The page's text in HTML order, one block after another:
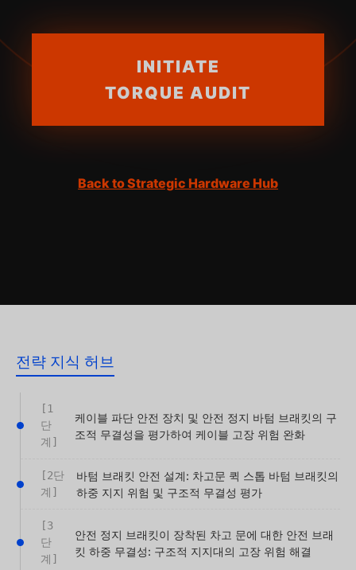
INITIATE
TORQUE AUDIT
Back to Strategic Hardware Hub
전략 지식 허브
[1
단
계]
케이블 파단 안전 장치 및 안전 정지 바텀 브래킷의 구
조적 무결성을 평가하여 케이블 고장 위험 완화
[2단
계]
바텀 브래킷 안전 설계: 차고문 퀵 스톱 바텀 브래킷의
하중 지지 위험 및 구조적 무결성 평가
[3
단
계]
안전 정지 브래킷이 장착된 차고 문에 대한 안전 브래
킷 하중 무결성: 구조적 지지대의 고장 위험 해결